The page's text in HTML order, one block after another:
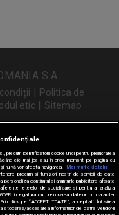
S.A.
Politica de
etic Sitemap
precum identificatorii cookie unici pentru prelucrarea
clic mai jos sau în orice moment, pe pagina cu
nu vă vor afecta navigarea.
Mai multe detalii
precum si furnizorii nostri de servicii de date
continutul si anunturile publicitare afisate
retelelor de socializare si pentru a analiza
in legatura cu prelucrarea datelor cu caracter
click pe “ACCEPT TOATE”, acceptati folosirea
stocarea/accesarea informatiilor de catre Vendor-ii